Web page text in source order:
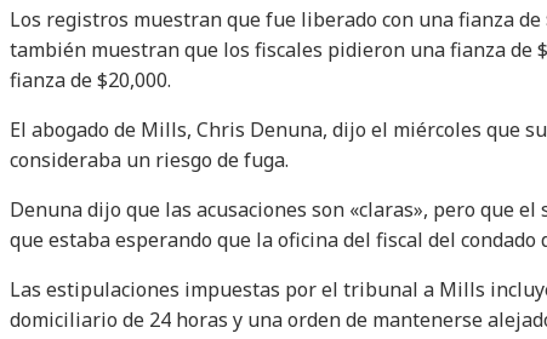
Los registros muestran que fue liberado con una fianza
también muestran que los fiscales pidieron una fianza de
fianza de $20,000.
El abogado de Mills, Chris Denuna, dijo el miércoles que
consideraba un riesgo de fuga.
Denuna dijo que las acusaciones son «claras», pero que
que estaba esperando que la oficina del fiscal del
Las estipulaciones impuestas por el tribunal a Mills
domiciliario de 24 horas y una orden de mantenerse